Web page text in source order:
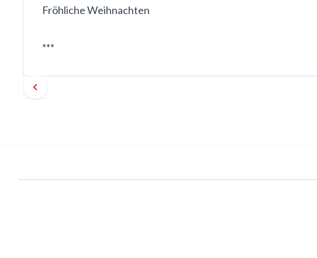
Fröhliche Weihnachten
***